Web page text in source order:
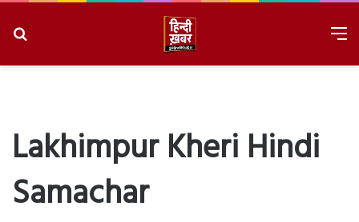
Lakhimpur Kheri Hindi
Samachar